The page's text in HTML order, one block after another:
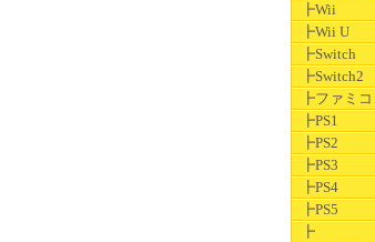
┣Wii
┣Wii U
┣Switch
┣Switch2
┣ファミコ
┣PS1
┣PS2
┣PS3
┣PS4
┣PS5
┣